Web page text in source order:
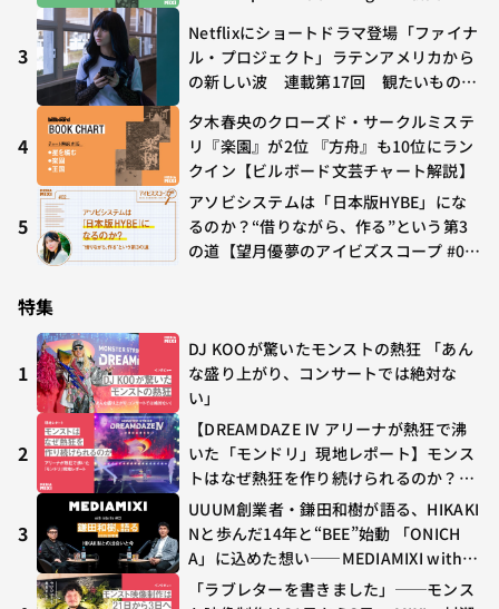
年7/24〜7/30
3
Netflixにショートドラマ登場「ファイナ
ル・プロジェクト」ラテンアメリカから
の新しい波 連載第17回 観たいものが
4
夕木春央のクローズド・サークルミステ
リ『楽園』が2位 『方舟』も10位にラン
クイン【ビルボード文芸チャート解説】
5
アソビシステムは「日本版HYBE」にな
るのか？“借りながら、作る”という第3
の道【望月優夢のアイビズスコープ #0
特集
1
DJ KOOが驚いたモンストの熱狂 「あん
な盛り上がり、コンサートでは絶対な
い」
2
【DREAMDAZE Ⅳ アリーナが熱狂で沸
いた「モンドリ」現地レポート】モンス
トはなぜ熱狂を作り続けられるのか？コ
ラボ初の“真獣神化”やDJ KOO、てつ
や、兎田ぺこら、壱百満天原サロメらも
集結
3
UUUM創業者・鎌田和樹が語る、HIKAKI
Nと歩んだ14年と“BEE”始動 「ONICH
A」に込めた想い——MEDIAMIXI with in
terfm #3
「ラブレターを書きました」──モンス